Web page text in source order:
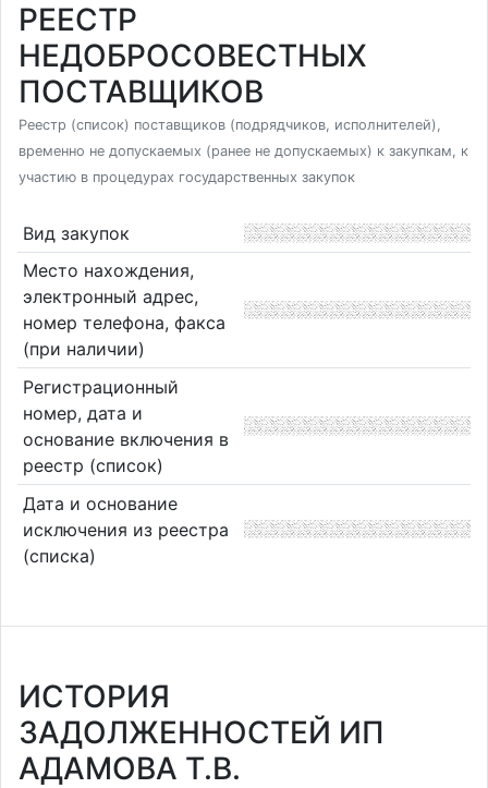
РЕЕСТР
НЕДОБРОСОВЕСТНЫХ
ПОСТАВЩИКОВ
Реестр (список) поставщиков (подрядчиков, исполнителей),
временно не допускаемых (ранее не допускаемых) к закупкам, к
участию в процедурах государственных закупок
Вид закупок
Место нахождения,
электронный адрес,
номер телефона, факса
(при наличии)
Регистрационный
номер, дата и
основание включения в
реестр (список)
Дата и основание
исключения из реестра
(списка)
ИСТОРИЯ
ЗАДОЛЖЕННОСТЕЙ ИП
АДАМОВА Т.В.